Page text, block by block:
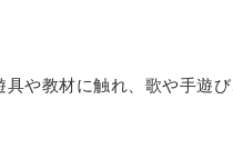
や教材に触れ、歌や手遊